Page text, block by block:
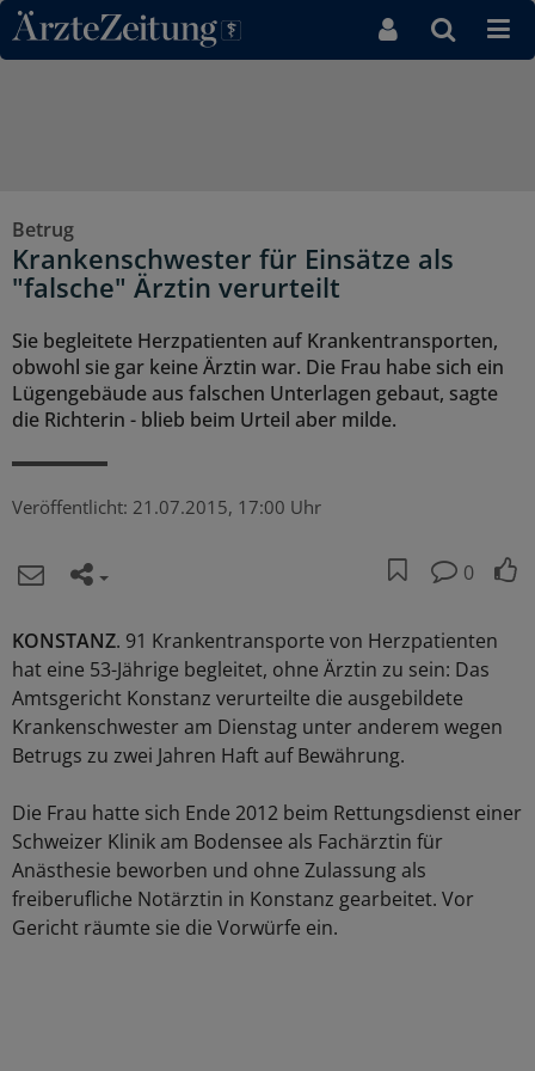
Direkt zum Inhaltsbereich
Betrug
Krankenschwester für Einsätze als
"falsche" Ärztin verurteilt
Sie begleitete Herzpatienten auf Krankentransporten,
obwohl sie gar keine Ärztin war. Die Frau habe sich ein
Lügengebäude aus falschen Unterlagen gebaut, sagte
die Richterin - blieb beim Urteil aber milde.
Veröffentlicht: 21.07.2015, 17:00 Uhr
0
KONSTANZ. 91 Krankentransporte von Herzpatienten
hat eine 53-Jährige begleitet, ohne Ärztin zu sein: Das
Amtsgericht Konstanz verurteilte die ausgebildete
Krankenschwester am Dienstag unter anderem wegen
Betrugs zu zwei Jahren Haft auf Bewährung.
Die Frau hatte sich Ende 2012 beim Rettungsdienst einer
Schweizer Klinik am Bodensee als Fachärztin für
Anästhesie beworben und ohne Zulassung als
freiberufliche Notärztin in Konstanz gearbeitet. Vor
Gericht räumte sie die Vorwürfe ein.